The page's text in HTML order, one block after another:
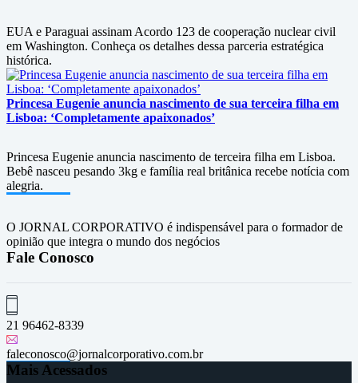
EUA e Paraguai assinam Acordo 123 de cooperação nuclear civil
em Washington. Conheça os detalhes dessa parceria estratégica
histórica.
Princesa Eugenie anuncia nascimento de sua terceira filha em
Lisboa: ‘Completamente apaixonados’
Princesa Eugenie anuncia nascimento de terceira filha em Lisboa.
Bebê nasceu pesando 3kg e família real britânica recebe notícia com
alegria.
O JORNAL CORPORATIVO é indispensável para o formador de
opinião que integra o mundo dos negócios
Fale Conosco
21 96462-8339
faleconosco@jornalcorporativo.com.br
Mais Acessados